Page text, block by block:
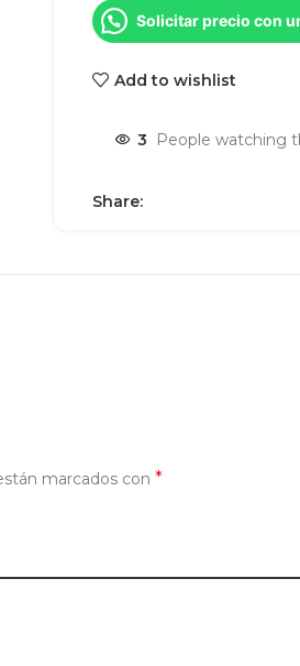
Solicitar precio con
Add to wishlist
3 People watching
Share:
marcados con *